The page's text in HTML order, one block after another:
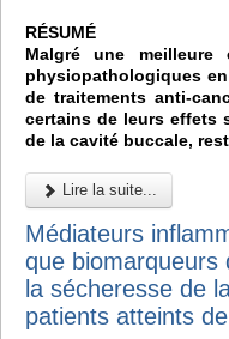
RÉSUMÉ
Malgré une meilleure
physiopathologiques
de traitements anti-
certains de leurs effets
de la cavité buccale,
Lire la suite...
Médiateurs
que biomarqueurs
la sécheresse de
patients atteints